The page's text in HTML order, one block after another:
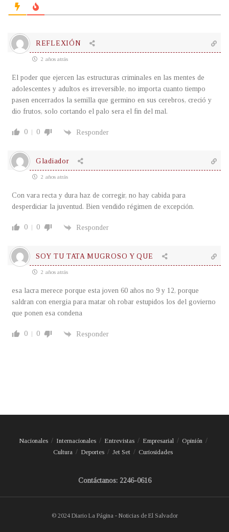
REFLEXIÓN
2 años atrás
El poder que ejercen las estructuras criminales en las mentes de
adolescentes y adultos es irreversible, no importa cuanto tiempo
pasen encerrados la semilla que germino en sus cerebros, creció y
dio frutos, solo cortando el palo sera el fin del mal.
0 0 Responder
Gladiador
2 años atrás
Con vara recta y dura haz de corregir, no hay cabida para
desperdiciar la juventud. Bien vendido régimen de excepción.
0 0 Responder
SOY TU TATA MUGROSO Y QUE
2 años atrás
esa lacra merece porque esta joven 60 años no 9 y 12, porque
saldran con energia para matar oh robar estupidos los del govierno
que ponen esa condena
0 0 Responder
Nacionales Internacionales Entrevistas Empresarial
Opinión
Cultura
Deportes Jet Set Curiosidades
Contáctanos: 2246-0616
© 2024 Diario La Página - Noticias de El Salvador